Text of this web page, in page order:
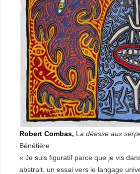
Robert Combas, L a déesse aux
Bénétière
« Je suis figuratif parce que je vis
abstrait, un essai vers le langage